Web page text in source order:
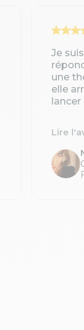
Je
une
elle
Lire